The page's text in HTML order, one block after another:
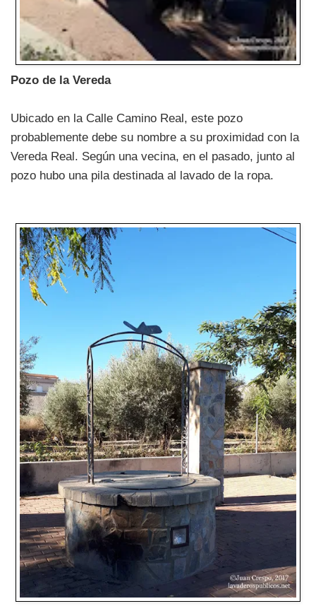
Pozo de la Vereda
Ubicado en la Calle Camino Real, este pozo
probablemente debe su nombre a su proximidad con la
Vereda Real. Según una vecina, en el pasado, junto al
pozo hubo una pila destinada al lavado de la ropa.